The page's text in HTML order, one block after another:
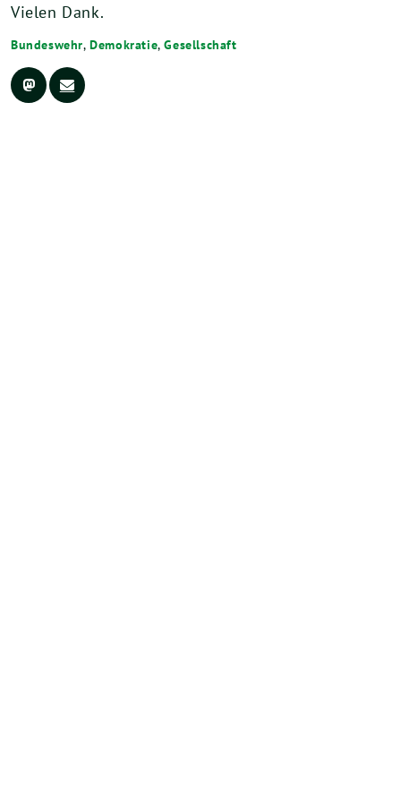
Vielen Dank.
Bundeswehr,Demokratie,Gesellschaft